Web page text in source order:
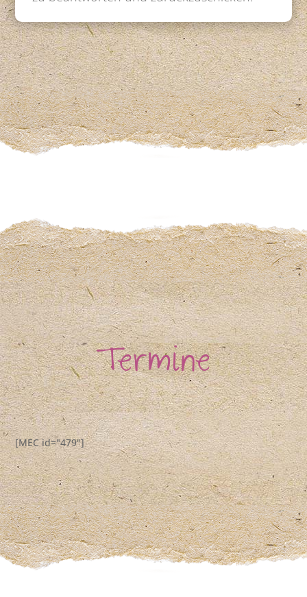
Termine
[MEC id="479"]